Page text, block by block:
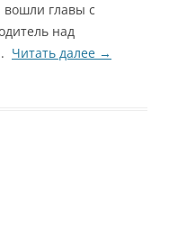
вошли главы с
над
Читать далее →